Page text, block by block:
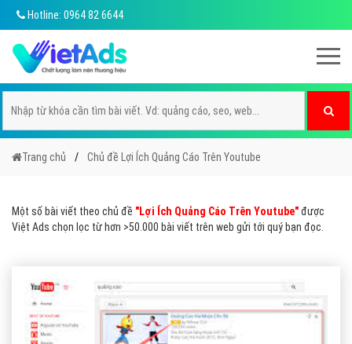
Hotline: 0964 82 6644
Trang chủ Chủ đề Lợi Ích Quảng Cáo Trên Youtube
Một số bài viết theo chủ đề "Lợi Ích Quảng Cáo Trên Youtube"được
Việt Ads chọn lọc từ hơn >50.000 bài viết trên web gửi tới quý bạn đọc.